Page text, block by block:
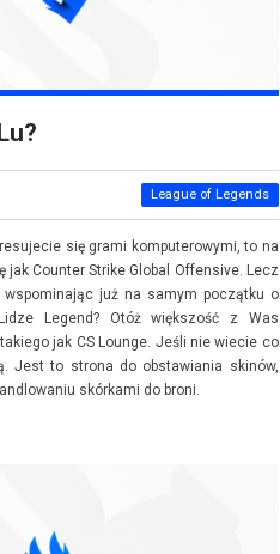
League of Legends
się grami komputerowymi, to na
jak Counter Strike Global Offensive. Lecz
już na samym początku o
Legend? Otóż większość z Was
jak CS Lounge. Jeśli nie wiecie co
Jest to strona do obstawiania skinów,
skórkami do broni.